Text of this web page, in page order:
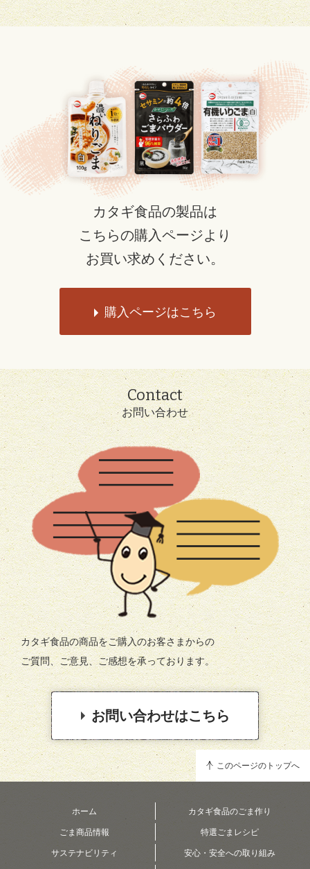
カタギ食品の製品は
こちらの購入ページより
お買い求めください。
購入ページはこちら
Contact
お問い合わせ
カタギ食品の商品をご購入のお客さまからの
ご質問、ご意見、ご感想を承っております。
お問い合わせはこちら
このページのトップへ
ホーム カタギ食品のごま作り
ごま商品情報 特選ごまレシピ
サステナビリティ 安心・安全への取り組み